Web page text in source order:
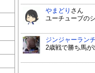
やまどり さん
ジンジャーランチ